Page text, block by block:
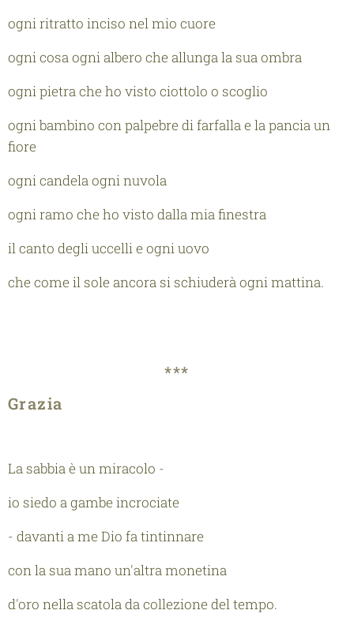
ogni ritratto inciso nel mio cuore
ogni cosa ogni albero che allunga la sua ombra
ogni pietra che ho visto ciottolo o scoglio
ogni bambino con palpebre di farfalla e la pancia un
fiore
ogni candela ogni nuvola
ogni ramo che ho visto dalla mia finestra
il canto degli uccelli e ogni uovo
che come il sole ancora si schiuderà ogni mattina.
***
Grazia
La sabbia è un miracolo -
io siedo a gambe incrociate
- davanti a me Dio fa tintinnare
con la sua mano un'altra monetina
d'oro nella scatola da collezione del tempo.